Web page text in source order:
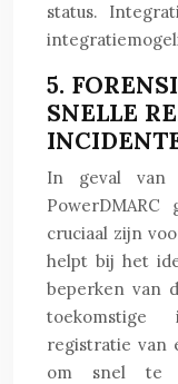
status.
5.
SNELLE
In geval van
cruciaal zijn
helpt bij het
beperken van
toekomstige
registratie van
om snel te